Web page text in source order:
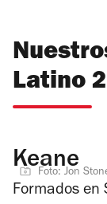
Latino
Keane
Foto: Jon
Formados en